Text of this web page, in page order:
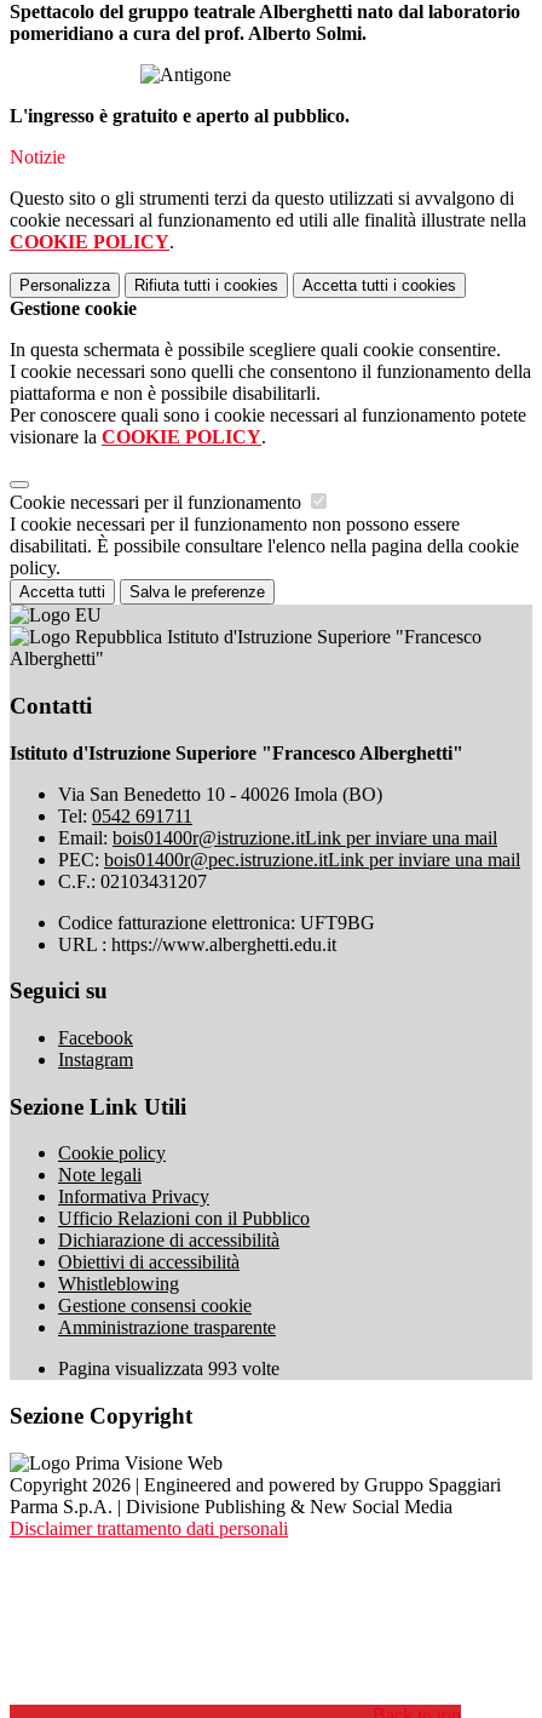
Spettacolo del gruppo teatrale Alberghetti nato dal laboratorio
pomeridiano a cura del prof. Alberto Solmi.
L'ingresso è gratuito e aperto al pubblico.
Notizie
Questo sito o gli strumenti terzi da questo utilizzati si avvalgono di
cookie necessari al funzionamento ed utili alle finalità illustrate nella
COOKIE POLICY.
Personalizza Rifiuta tutti i cookies Accetta tutti i cookies
Gestione cookie
In questa schermata è possibile scegliere quali cookie consentire.
I cookie necessari sono quelli che consentono il funzionamento della
piattaforma e non è possibile disabilitarli.
Per conoscere quali sono i cookie necessari al funzionamento potete
visionare la COOKIE POLICY.
Cookie necessari per il funzionamento
I cookie necessari per il funzionamento non possono essere
disabilitati. È possibile consultare l'elenco nella pagina della cookie
policy.
Accetta tutti Salva le preferenze
Istituto d'Istruzione Superiore "Francesco
Alberghetti"
Contatti
Istituto d'Istruzione Superiore "Francesco Alberghetti"
Via San Benedetto 10 - 40026 Imola (BO)
Tel: 0542 691711
Email: bois01400r@istruzione.itLink per inviare una mail
PEC: bois01400r@pec.istruzione.itLink per inviare una mail
C.F.: 02103431207
Codice fatturazione elettronica: UFT9BG
URL : https://www.alberghetti.edu.it
Seguici su
Facebook
Instagram
Sezione Link Utili
Cookie policy
Note legali
Informativa Privacy
Ufficio Relazioni con il Pubblico
Dichiarazione di accessibilità
Obiettivi di accessibilità
Whistleblowing
Gestione consensi cookie
Amministrazione trasparente
Pagina visualizzata 993 volte
Sezione Copyright
Copyright 2026 | Engineered and powered by Gruppo Spaggiari
Parma S.p.A. | Divisione Publishing & New Social Media
Disclaimer trattamento dati personali